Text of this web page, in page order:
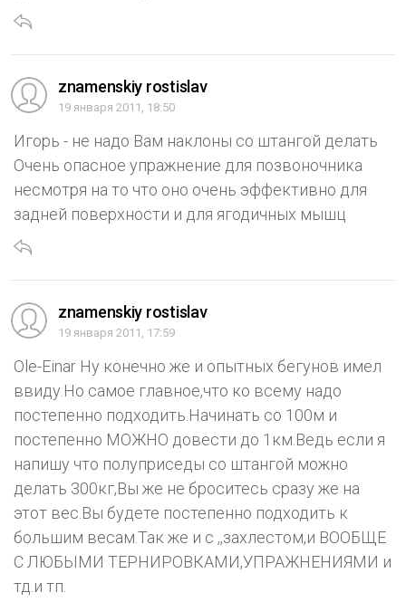
znamenskiy rostislav
19 января 2011, 18:50
Игорь - не надо Вам наклоны со штангой делать
Очень опасное упражнение для позвоночника
несмотря на то что оно очень эффективно для
задней поверхности и для ягодичных мышц
znamenskiy rostislav
19 января 2011, 17:59
Ole-Einar Ну конечно же и опытных бегунов имел
ввиду.Но самое главное,что ко всему надо
постепенно подходить.Начинать со 100м и
постепенно МОЖНО довести до 1км.Ведь если я
напишу что полуприседы со штангой можно
делать 300кг,Вы же не броситесь сразу же на
этот вес.Вы будете постепенно подходить к
большим весам.Так же и с ,,захлестом,и ВООБЩЕ
С ЛЮБЫМИ ТЕРНИРОВКАМИ,УПРАЖНЕНИЯМИ и
тд.и тп.